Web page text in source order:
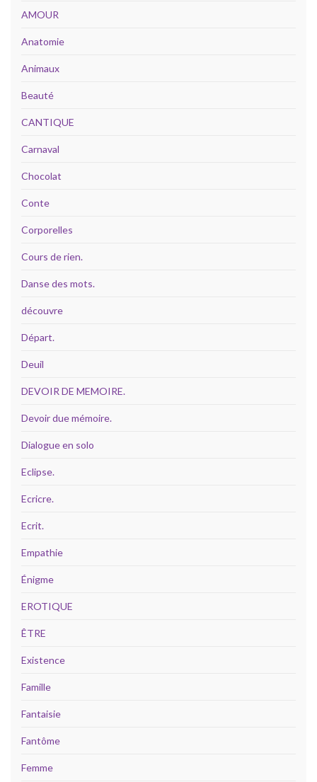
AMOUR
Anatomie
Animaux
Beauté
CANTIQUE
Carnaval
Chocolat
Conte
Corporelles
Cours de rien.
Danse des mots.
découvre
Départ.
Deuil
DEVOIR DE MEMOIRE.
Devoir due mémoire.
Dialogue en solo
Eclipse.
Ecricre.
Ecrit.
Empathie
Énigme
EROTIQUE
ÊTRE
Existence
Famille
Fantaisie
Fantôme
Femme